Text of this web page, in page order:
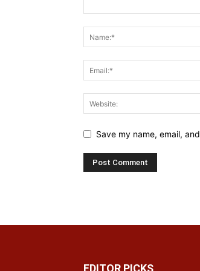
Save my name, email,
EDITOR PICKS